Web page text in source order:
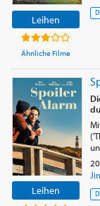
Leihen
Ähnliche Filme
Leihen